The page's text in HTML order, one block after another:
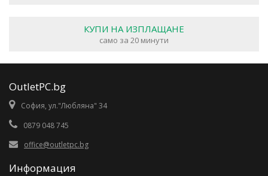
КУПИ НА ИЗПЛАЩАНЕ
само за 20 минути
OutletPC.bg
София, ул."Любляна" 34
0879 048 745
office@outletpc.bg
Информация